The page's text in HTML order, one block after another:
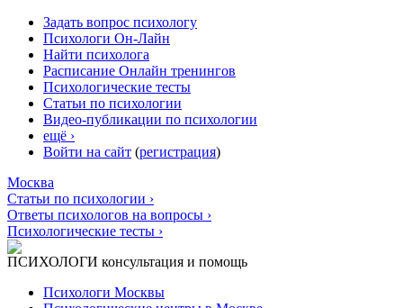
Задать вопрос психологу
Психологи Он-Лайн
Найти психолога
Расписание Онлайн тренингов
Психологические тесты
Статьи по психологии
Видео-публикации по психологии
ещё ›
Войти на сайт (регистрация)
Москва
Статьи по психологии ›
Ответы психологов на вопросы ›
Психологические тесты ›
ПСИХОЛОГИ консультация и помощь
Психологи Москвы